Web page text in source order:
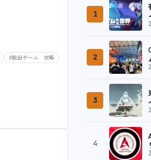
#脱出ゲーム 攻略
1
2
3
4